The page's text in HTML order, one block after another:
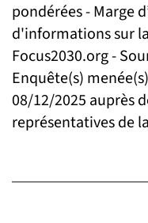
pondérées - Marge
d'informations sur
Focus2030.org -
Enquête(s)
08/12/2025 auprès
représentatives de